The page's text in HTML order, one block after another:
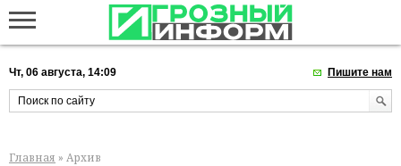
Чт, 06 августа, 14:09 Пишите нам
Главная » Архив